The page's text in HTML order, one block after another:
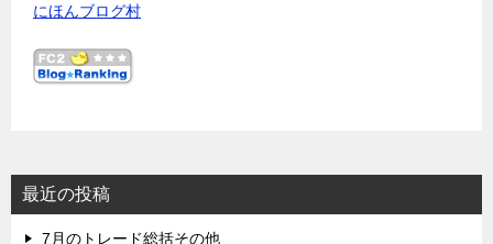
にほんブログ村
最近の投稿
7月のトレード総括その他